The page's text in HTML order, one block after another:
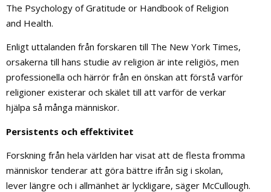
The Psychology of Gratitude or Handbook of Religion
and Health.
Enligt uttalanden från forskaren till The New York Times,
orsakerna till hans studie av religion är inte religiös, men
professionella och härrör från en önskan att förstå varför
religioner existerar och skälet till att varför de verkar
hjälpa så många människor.
Persistents och effektivitet
Forskning från hela världen har visat att de flesta fromma
människor tenderar att göra bättre ifrån sig i skolan,
lever längre och i allmänhet är lyckligare, säger McCullough.